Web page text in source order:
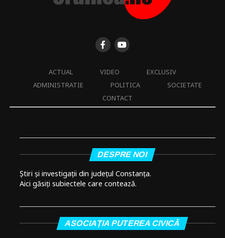
ACTUAL VIDEO
EXCLUSIV
ADMINISTRATIE
POLITICA
SOCIETATE
CONTACT
DESPRE NOI
Știri și investigații din județul Constanța.
Aici găsiți subiectele care contează.
ASOCIAȚIA PUTEREA CIVICĂ